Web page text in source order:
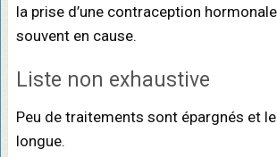
la prise d’une contraception
souvent en cause.
Liste non exhaustive
Peu de traitements sont épargnés et
longue.